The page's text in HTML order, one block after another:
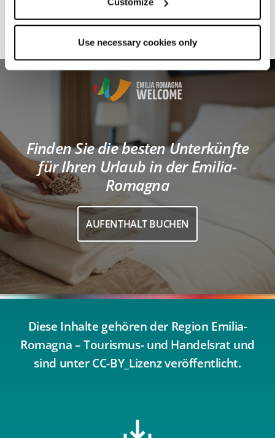
Use necessary cookies only
Letzte Aktualisierung 13/02/2025
Finden Sie die besten Unterkünfte
für Ihren Urlaub in der Emilia-
Romagna
AUFENTHALT BUCHEN
Diese Inhalte gehören der Region Emilia-
Romagna – Tourismus- und Handelsrat und
sind unter CC-BY_Lizenz veröffentlicht.